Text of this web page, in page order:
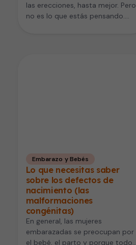
las erecciones, hasta mejor. Pero
no es lo que estás pensando.
Embarazo y Bebés
Lo que necesitas saber
sobre los defectos de
nacimiento (las
malformaciones
congénitas)
En general, las mujeres
embarazadas se preocupan por
el bebé, el parto y porque todo